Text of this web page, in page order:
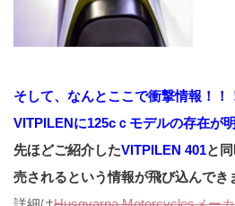
そして、なんとここで衝撃情報！！
VITPILENに125cｃモデルの存在が
先ほどご紹介したVITPILEN 401と
売されるという情報が飛び込んでき